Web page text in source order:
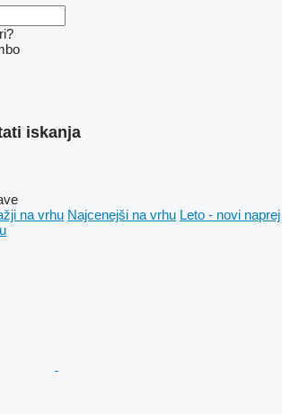
iskanja
na vrhu Najcenejši na vrhu Leto - novi naprej